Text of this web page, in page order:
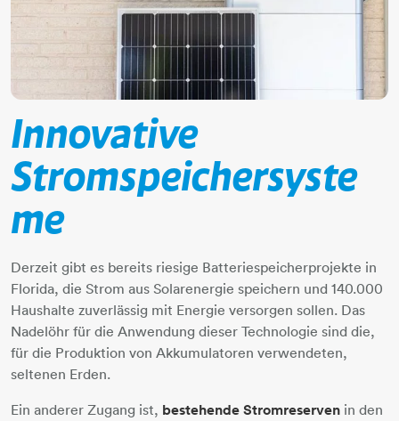
​​​​​​​Innovative
Stromspeichersyste
me
Derzeit gibt es bereits riesige Batteriespeicherprojekte in
Florida, die Strom aus Solarenergie speichern und 140.000
Haushalte zuverlässig mit Energie versorgen sollen. Das
Nadelöhr für die Anwendung dieser Technologie sind die,
für die Produktion von Akkumulatoren verwendeten,
seltenen Erden.
Ein anderer Zugang ist, bestehende Stromreserven in den